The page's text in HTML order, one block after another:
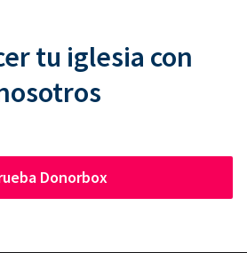
tu iglesia con
Donorbox